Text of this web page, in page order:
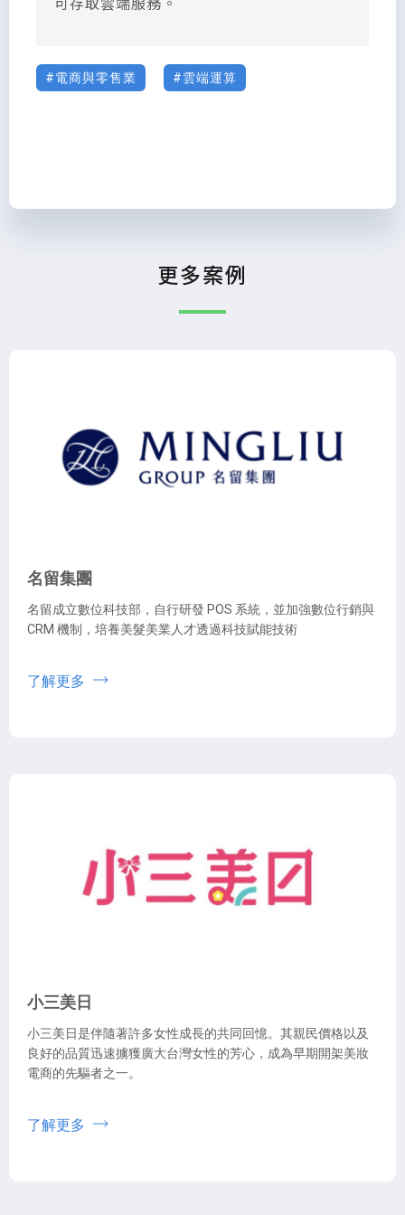
電商與零售業 雲端運算
更多案例
名留集團
名留成立數位科技部，自行研發 POS 系統，並加強數位行銷與
CRM 機制，培養美髮美業人才透過科技賦能技術
了解更多
小三美日
小三美日是伴隨著許多女性成長的共同回憶。其親民價格以及
良好的品質迅速擄獲廣大台灣女性的芳心，成為早期開架美妝
電商的先驅者之一。
了解更多